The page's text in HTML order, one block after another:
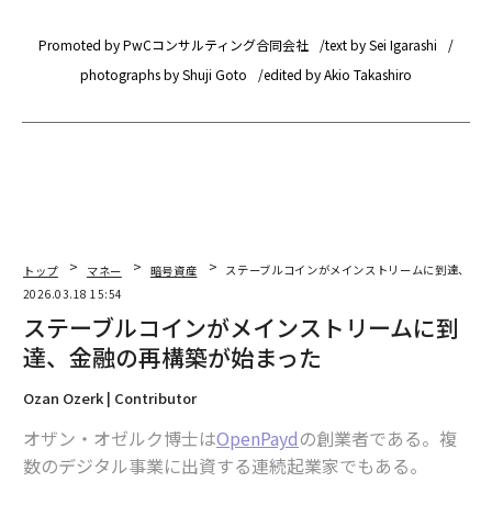
Promoted by PwCコンサルティング合同会社
text by Sei Igarashi
photographs by Shuji Goto
edited by Akio Takashiro
トップ マネー 暗号資産
ステーブルコインがメインストリームに到達、金
2026.03.18 15:54
ステーブルコインがメインストリームに到
達、金融の再構築が始まった
Ozan Ozerk | Contributor
オザン・オゼルク博士はOpenPaydの創業者である。複
数のデジタル事業に出資する連続起業家でもある。